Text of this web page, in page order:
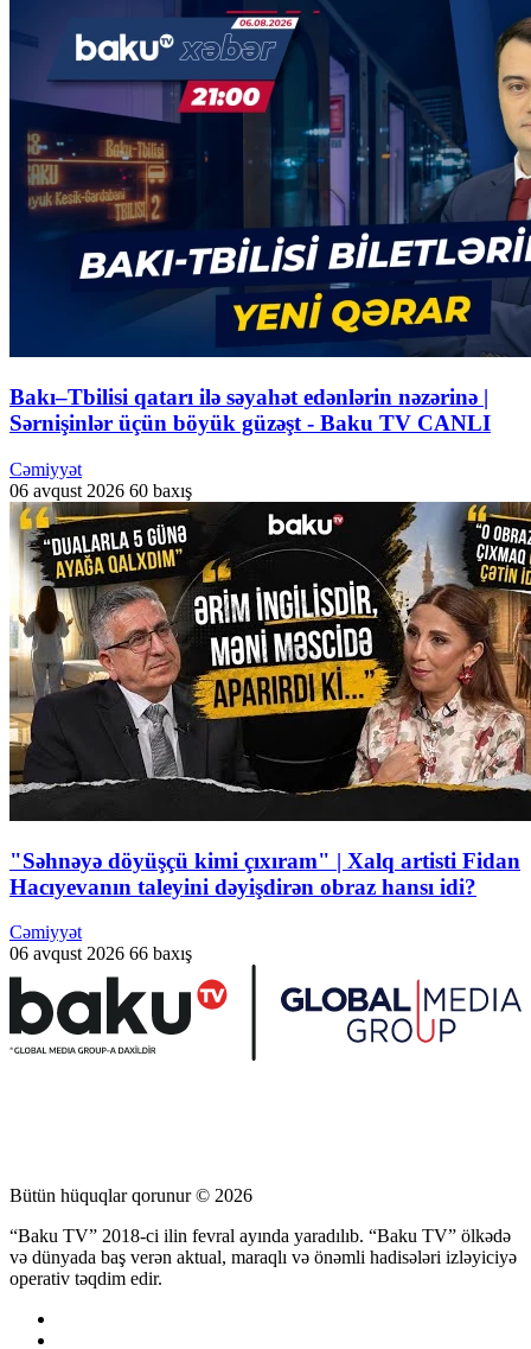
Bakı–Tbilisi qatarı ilə səyahət edənlərin nəzərinə |
Sərnişinlər üçün böyük güzəşt - Baku TV CANLI
Cəmiyyət
06 avqust 2026 60 baxış
"Səhnəyə döyüşçü kimi çıxıram" | Xalq artisti Fidan
Hacıyevanın taleyini dəyişdirən obraz hansı idi?
Cəmiyyət
06 avqust 2026 66 baxış
Bütün hüquqlar qorunur © 2026
“Baku TV” 2018-ci ilin fevral ayında yaradılıb. “Baku TV” ölkədə
və dünyada baş verən aktual, maraqlı və önəmli hadisələri izləyiciyə
operativ təqdim edir.